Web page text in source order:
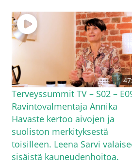
Terveyssummit TV – S02 –
Ravintovalmentaja Annika
Havaste kertoo aivojen ja
suoliston merkityksestä
toisilleen. Leena Sarvi
sisäistä kauneudenhoitoa.